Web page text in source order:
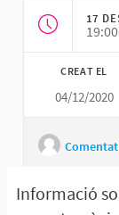
Informació
17
19:00
CREAT EL
04/12/2020